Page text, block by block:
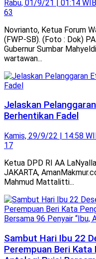
Rabu, 01/9/21 | 01:14 WIB
63
Novrianto, Ketua Forum
(FWP-SB). (Foto : Dok)
Gubernur Sumbar
wartawan...
Jelaskan
Berhentikan Fadel
Kamis, 29/9/22 | 14:58
17
Ketua DPD RI AA
JAKARTA,
Mahmud Mattalitti...
Sambut Hari Ibu 22
Perempuan Beri